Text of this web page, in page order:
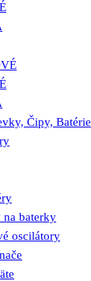
Čipy, Batérie
baterky
oscilátory